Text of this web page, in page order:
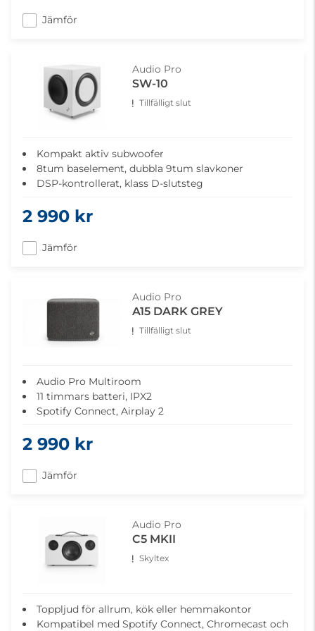
Jämför
Audio Pro
SW-10
Tillfälligt slut
Kompakt aktiv subwoofer
8tum baselement, dubbla 9tum slavkoner
DSP-kontrollerat, klass D-slutsteg
Auto on-funktion
2 990 kr
Jämför
Audio Pro
A15 DARK GREY
Tillfälligt slut
Audio Pro Multiroom
11 timmars batteri, IPX2
Spotify Connect, Airplay 2
2 990 kr
Jämför
Audio Pro
C5 MKII
Skyltex
Toppljud för allrum, kök eller hemmakontor
Kompatibel med Spotify Connect, Chromecast och